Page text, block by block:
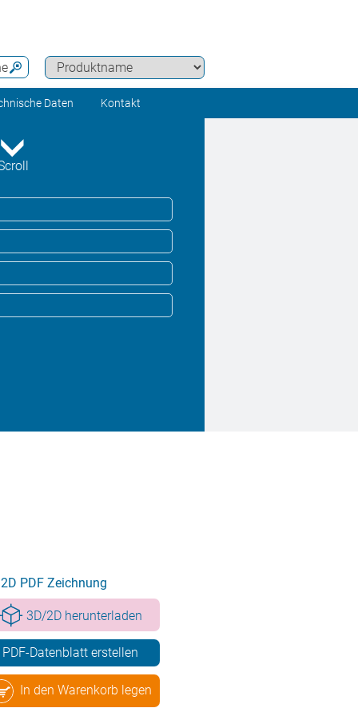
Daten Kontakt
2D PDF Zeichnung
3D/2D herunterladen
PDF-Datenblatt erstellen
In den Warenkorb legen